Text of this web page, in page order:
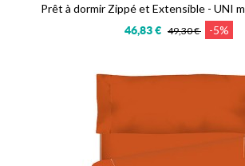
Prêt à dormir Zippé et Extensible - UNI
46,83 € 49,30 € -5%